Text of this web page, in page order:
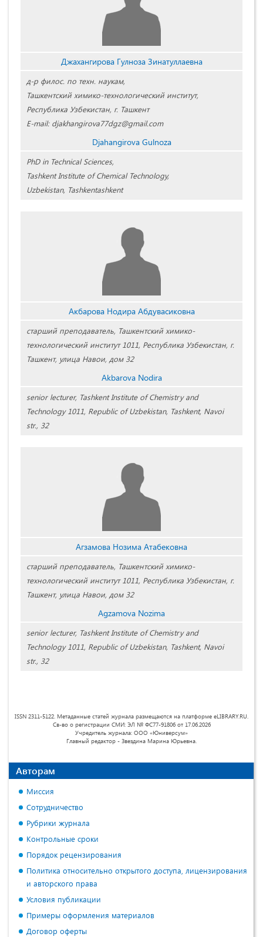
Джахангирова Гулноза Зинатуллаевна
д-р филос. по техн. наукам,
Ташкентский химико-технологический институт,
Республика Узбекистан, г. Ташкент
E-mail: djakhangirova77dgz@gmail.com
Djahangirova Gulnoza
PhD in Technical Sciences,
Tashkent Institute of Chemical Technology,
Uzbekistan, Tashkentashkent
Акбарова Нодира Абдувасиковна
cтарший преподаватель, Ташкентский химико-
технологический институт 1011, Республика Узбекистан, г.
Ташкент, улица Навои, дом 32
Akbarova Nodira
senior lecturer, Tashkent Institute of Chemistry and
Technology 1011, Republic of Uzbekistan, Tashkent, Navoi
str., 32
Агзамова Нозима Атабековна
старший преподаватель, Ташкентский химико-
технологический институт 1011, Республика Узбекистан, г.
Ташкент, улица Навои, дом 32
Agzamova Nozima
senior lecturer, Tashkent Institute of Chemistry and
Technology 1011, Republic of Uzbekistan, Tashkent, Navoi
str., 32
ISSN 2311-5122. Метаданные статей журнала размещаются на платформе eLIBRARY.RU.
Св-во о регистрации СМИ: ЭЛ № ФС77-91806 от 17.06.2026
Учредитель журнала: ООО «Юниверсум»
Главный редактор - Звездина Марина Юрьевна.
Авторам
Миссия
Сотрудничество
Рубрики журнала
Контрольные сроки
Порядок рецензирования
Политика относительно открытого доступа, лицензирования
и авторского права
Условия публикации
Примеры оформления материалов
Договор оферты